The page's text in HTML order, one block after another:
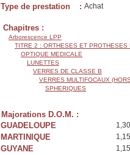
Type de prestation : Achat
Chapitres :
Arborescence LPP
TITRE 2 : ORTHESES ET PROTHESES
OPTIQUE MEDICALE
LUNETTES
VERRES DE CLASSE B
VERRES MULTIFOCAUX
SPHERIQUES
Majorations D.O.M. :
GUADELOUPE
MARTINIQUE
GUYANE